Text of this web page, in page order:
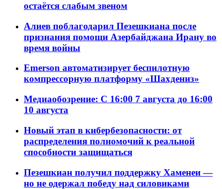
остаётся слабым звеном
Алиев поблагодарил Пезешкиана после
признания помощи Азербайджана Ирану во
время войны
Emerson автоматизирует беспилотную
компрессорную платформу «Шахдениз»
Медиаобозрение: С 16:00 7 августа до 16:00
10 августа
Новый этап в кибербезопасности: от
распределения полномочий к реальной
способности защищаться
Пезешкиан получил поддержку Хаменеи —
но не одержал победу над силовиками